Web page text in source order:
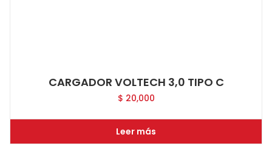
CARGADOR VOLTECH 3,0 TIPO C
$ 20,000
Leer más